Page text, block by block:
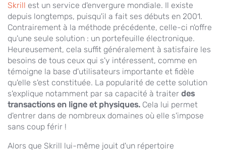
Skrill est un service d'envergure mondiale. Il existe
depuis longtemps, puisqu'il a fait ses débuts en 2001.
Contrairement à la méthode précédente, celle-ci n'offre
qu'une seule solution : un portefeuille électronique.
Heureusement, cela suffit généralement à satisfaire les
besoins de tous ceux qui s'y intéressent, comme en
témoigne la base d'utilisateurs importante et fidèle
qu'elle s'est constituée. La popularité de cette solution
s'explique notamment par sa capacité à traiter des
transactions en ligne et physiques. Cela lui permet
d'entrer dans de nombreux domaines où elle s'impose
sans coup férir !
Alors que Skrill lui-même jouit d'un répertoire